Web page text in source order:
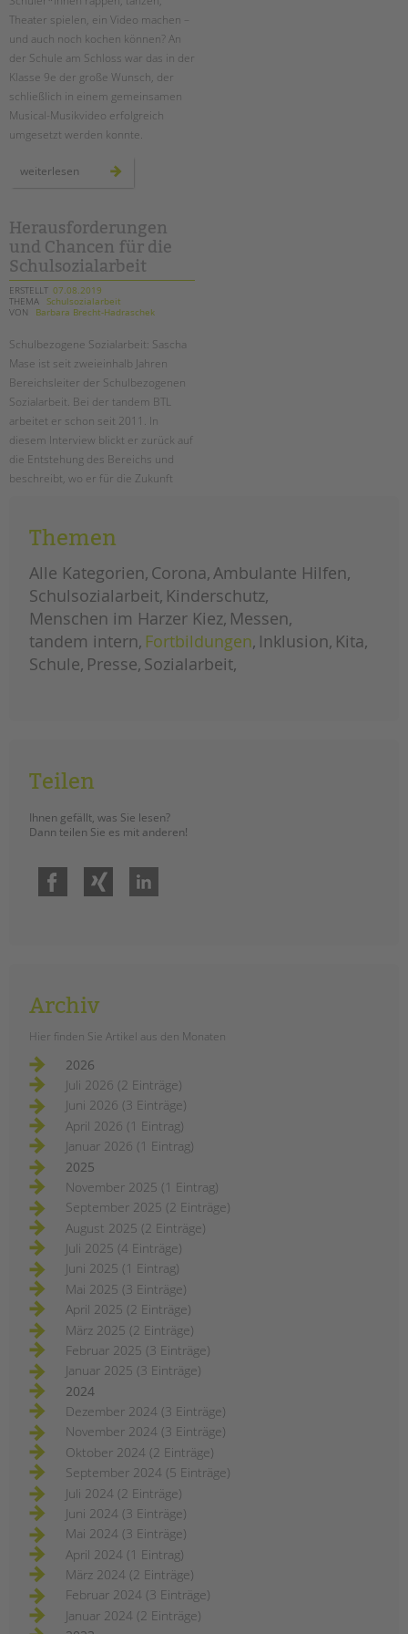
Theater spielen, ein Video machen –
und auch noch kochen können? An
der Schule am Schloss war das in der
Klasse 9e der große Wunsch, der
schließlich in einem gemeinsamen
Musical-Musikvideo erfolgreich
umgesetzt werden konnte.
weiterlesen
der
klasse
9e
an
der
schule
am
schloss
Herausforderungen
und Chancen für die
Schulsozialarbeit
ERSTELLT 07.08.2019
THEMA Schulsozialarbeit
VON
Barbara Brecht-Hadraschek
Schulbezogene Sozialarbeit: Sascha
Mase ist seit zweieinhalb Jahren
Bereichsleiter der Schulbezogenen
Sozialarbeit. Bei der tandem BTL
arbeitet er schon seit 2011. In
diesem Interview blickt er zurück auf
die Entstehung des Bereichs und
beschreibt, wo er für die Zukunft
sich der Bereich weiterentwickeln
weiterlesen herausforderungen
und
chancen
für
schulsozialarbeit
Themen
Alle Kategorien Corona Ambulante Hilfen
Schulsozialarbeit Kinderschutz
Menschen im Harzer Kiez Messen
tandem intern Fortbildungen Inklusion Kita
Schule Presse Sozialarbeit
Teilen
Ihnen gefällt, was Sie lesen?
Dann teilen Sie es mit anderen!
Facebook Xing
Archiv
Hier finden Sie Artikel aus den Monaten
2026
Juli 2026 (2 Einträge)
Juni 2026 (3 Einträge)
April 2026 (1 Eintrag)
Januar 2026 (1 Eintrag)
2025
November 2025 (1 Eintrag)
September 2025 (2 Einträge)
August 2025 (2 Einträge)
Juli 2025 (4 Einträge)
Juni 2025 (1 Eintrag)
Mai 2025 (3 Einträge)
April 2025 (2 Einträge)
März 2025 (2 Einträge)
Februar 2025 (3 Einträge)
Januar 2025 (3 Einträge)
2024
Dezember 2024 (3 Einträge)
November 2024 (3 Einträge)
Oktober 2024 (2 Einträge)
September 2024 (5 Einträge)
Juli 2024 (2 Einträge)
Juni 2024 (3 Einträge)
Mai 2024 (3 Einträge)
April 2024 (1 Eintrag)
März 2024 (2 Einträge)
Februar 2024 (3 Einträge)
Januar 2024 (2 Einträge)